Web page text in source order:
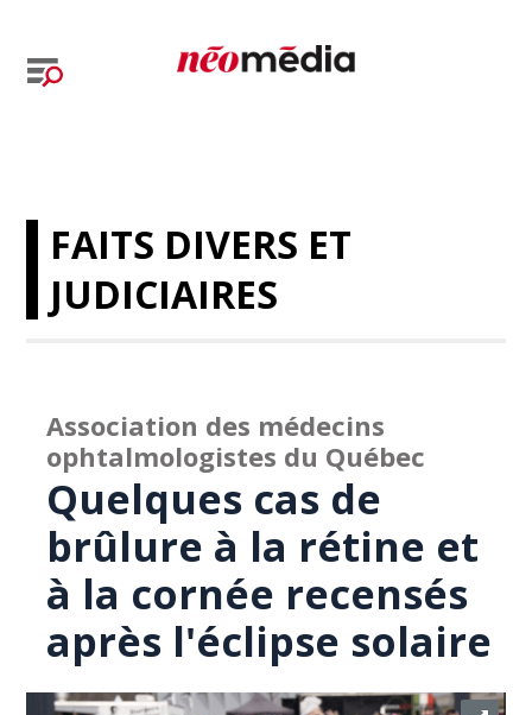
FAITS DIVERS ET
JUDICIAIRES
Association des médecins
ophtalmologistes du Québec
Quelques cas de
brûlure à la rétine et
à la cornée recensés
après l'éclipse solaire